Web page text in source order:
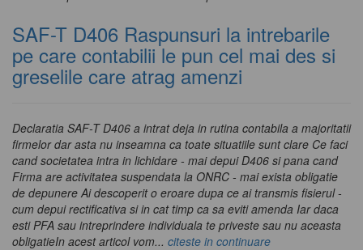
SAF-T D406 Raspunsuri la intrebarile
pe care contabilii le pun cel mai des si
greselile care atrag amenzi
Declaratia SAF-T D406 a intrat deja in rutina contabila a majoritatii
firmelor dar asta nu inseamna ca toate situatiile sunt clare Ce faci
cand societatea intra in lichidare - mai depui D406 si pana cand
Firma are activitatea suspendata la ONRC - mai exista obligatie
de depunere Ai descoperit o eroare dupa ce ai transmis fisierul -
cum depui rectificativa si in cat timp ca sa eviti amenda Iar daca
esti PFA sau intreprindere individuala te priveste sau nu aceasta
obligatieIn acest articol vom... citeste in continuare